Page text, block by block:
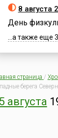
8 августа
День
...а также еще
страница /
берега
августа